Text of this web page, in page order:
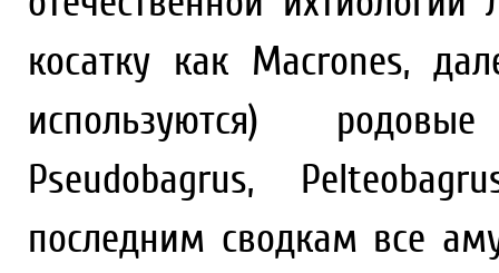
косатку как Macrones,
используются)
Pseudobagrus,
последним сводкам все